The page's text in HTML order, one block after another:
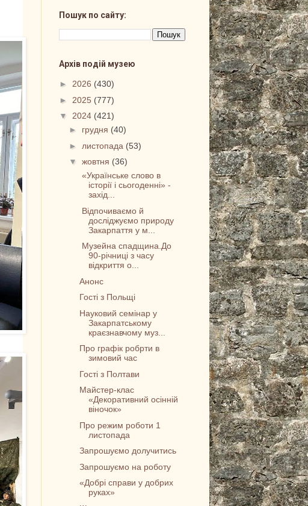
Пошук по сайту:
Архів подій музею
► 2026 (430)
► 2025 (777)
▼ 2024 (421)
► грудня (40)
► листопада (53)
▼жовтня (36)
«Українське слово в
історії і сьогоденні» -
захід...
Відпочиваємо й
досліджуємо природу
Закарпаття у м...
Музейна спадщина.До
90-річниці з часу
відкриття о...
Анонс
Гості з Польщі
Науковий семінар у
Закарпатському
краєзнавчому муз...
Про графік робрти в
зимовий час
Гості з Полтави
Майстер-клас
«Декоративний осінній
віночок»
Про режим роботи 1
листопада
Запрошуємо долучитись
Запрошуємо на роботу
«Добрі справи у добрих
руках»